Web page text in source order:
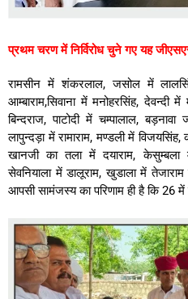
प्रथम चरण में निर्विरोध चुने गए यह
रामसीन में शंकरलाल, जसोल में
आम्बाराम,सिवाना में मनोहरसिंह, देवन्दी
बिन्दराज, पाटोदी में चम्पालाल,
लापुन्दड़ा में रामाराम, मण्डली में विजयसिंह,
खानजी का तला में दयाराम, केसुम्बला
सेवनियाला में डालूराम, खुडाला में
आपसी सामंजस्य का परिणाम ही है कि 26 में